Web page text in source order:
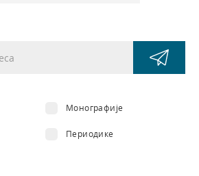
Монографије
Периодике